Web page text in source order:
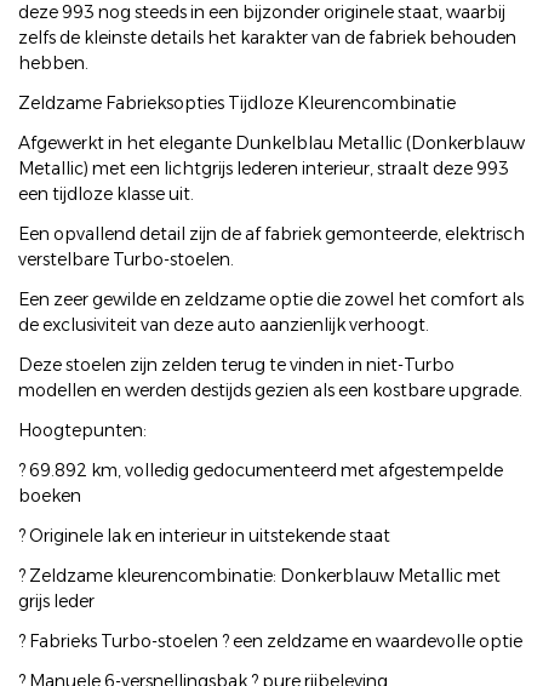
deze 993 nog steeds in een bijzonder originele staat, waarbij
zelfs de kleinste details het karakter van de fabriek behouden
hebben.
Zeldzame Fabrieksopties Tijdloze Kleurencombinatie
Afgewerkt in het elegante Dunkelblau Metallic (Donkerblauw
Metallic) met een lichtgrijs lederen interieur, straalt deze 993
een tijdloze klasse uit.
Een opvallend detail zijn de af fabriek gemonteerde, elektrisch
verstelbare Turbo-stoelen.
Een zeer gewilde en zeldzame optie die zowel het comfort als
de exclusiviteit van deze auto aanzienlijk verhoogt.
Deze stoelen zijn zelden terug te vinden in niet-Turbo
modellen en werden destijds gezien als een kostbare upgrade.
Hoogtepunten:
? 69.892 km, volledig gedocumenteerd met afgestempelde
boeken
? Originele lak en interieur in uitstekende staat
? Zeldzame kleurencombinatie: Donkerblauw Metallic met
grijs leder
? Fabrieks Turbo-stoelen ? een zeldzame en waardevolle optie
? Manuele 6-versnellingsbak ? pure rijbeleving